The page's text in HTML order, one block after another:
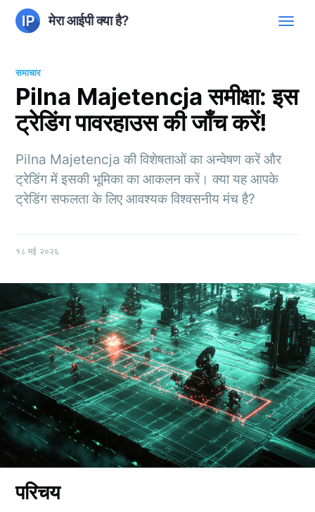
मेरा आईपी क्या है?
समाचार
Pilna Majetencja समीक्षा: इस
ट्रेडिंग पावरहाउस की जाँच करें!
Pilna Majetencja की विशेषताओं का अन्वेषण करें और
ट्रेडिंग में इसकी भूमिका का आकलन करें। क्या यह आपके
ट्रेडिंग सफलता के लिए आवश्यक विश्वसनीय मंच है?
१८ मई २०२६
परिचय